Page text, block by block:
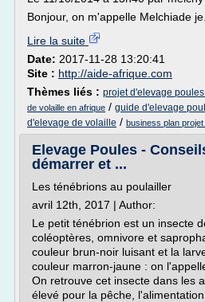
Bonjour, on m'appelle Melchiade
Lire la suite
Date: 2017-11-28 13:20:41
Site : http://aide-afrique.com
Thèmes liés : projet d'elevage
de volaille en afrique / guide d'elevage
d'elevage de volaille / business plan
Elevage Poules -
démarrer et ...
Les ténébrions au poulailler
avril 12th, 2017 | Author:
Le petit ténébrion est un insecte
coléoptères, omnivore et
couleur brun-noir luisant et la
couleur marron-jaune : on
On retrouve cet insecte dans les
élevé pour la pêche,